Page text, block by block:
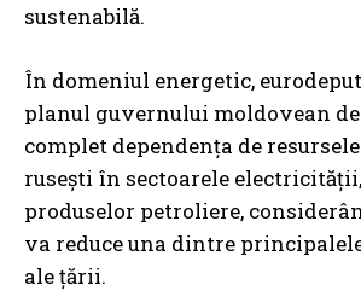
sustenabilă.
În domeniul energetic,
planul guvernului moldovean
complet dependența de
rusești în sectoarele
produselor petroliere,
va reduce una dintre
ale țării.